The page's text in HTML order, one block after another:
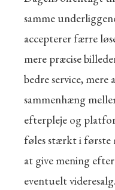
samme
accepterer færre
mere præcise
bedre service,
sammenhæng
efterpleje og
føles stærkt i første
at give mening
eventuelt videresalg.